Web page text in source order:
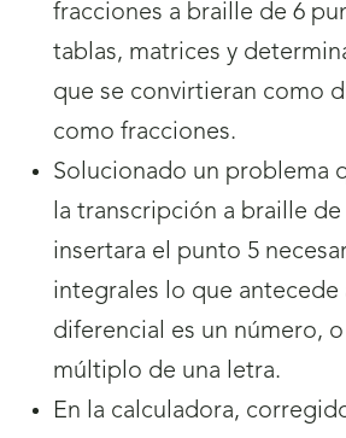
fracciones a braille de 6
tablas, matrices y
que se convirtieran como
como fracciones.
Solucionado un problema
la transcripción a braille
insertara el punto 5
integrales lo que antecede
diferencial es un número,
múltiplo de una letra.
En la calculadora,